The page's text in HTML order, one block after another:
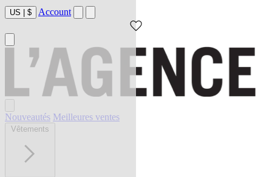
US $ Account
Nouveautés Meilleures ventes
Vêtements